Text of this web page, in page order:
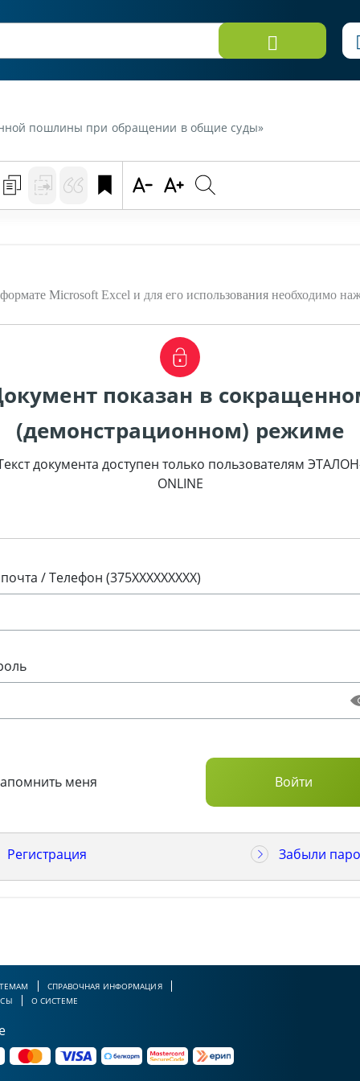
пошлины при обращении в общие суды»
Microsoft Excel и для его использования необходимо
показан в
(демонстрационном) режиме
документа доступен только пользователям
ONLINE
/ Телефон (375XXXXXXXXX)
меня
Регистрация Забыли
СПРАВОЧНАЯ ИНФОРМАЦИЯ
О СИСТЕМЕ